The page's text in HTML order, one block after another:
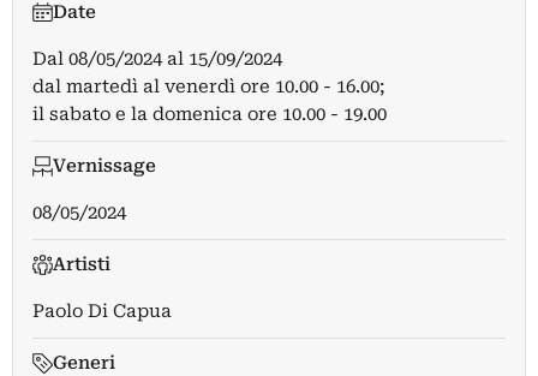
Date
Dal 08/05/2024al 15/09/2024
dal martedì al venerdì ore 10.00 - 16.00;
il sabato e la domenica ore 10.00 - 19.00
Vernissage
08/05/2024
Artisti
Paolo Di Capua
Generi